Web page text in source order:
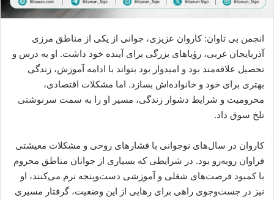
انجمن بی تاوان: کاروان عزیزی، جوانی از یکی از مناطق مرزی
آذربایجان غربی، رؤیاهای بزرگی برای آینده خود داشت. او به درس و
تحصیل علاقه‌مند بود و امیدوار بود بتواند با ادامه آموزش، زندگی
بهتری برای خود و خانواده‌اش بسازد. اما مشکلات اقتصادی،
محرومیت و شرایط دشوار زندگی، مسیر او را به سمت سرنوشتی
تلخ سوق داد.
کاروان در سال‌های نوجوانی با فشارهای روحی و مشکلات معیشتی
فراوان روبه‌رو بود. در شرایطی که بسیاری از جوانان مناطق محروم
با کمبود فرصت‌های شغلی و آموزشی دست‌وپنجه نرم می‌کنند، او
نیز در جست‌وجوی راهی برای رهایی از این وضعیت، گرفتار مسیری